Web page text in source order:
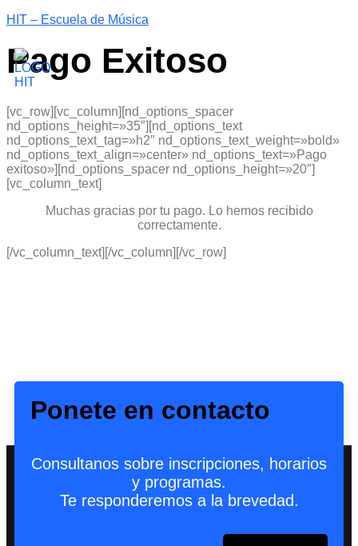
HIT – Escuela de Música
Pago Exitoso
[vc_row][vc_column][nd_options_spacer
nd_options_height=»35″][nd_options_text
nd_options_text_tag=»h2″ nd_options_text_weight=»bold»
nd_options_text_align=»center» nd_options_text=»Pago
exitoso»][nd_options_spacer nd_options_height=»20″]
[vc_column_text]
Muchas gracias por tu pago. Lo hemos recibido
correctamente.
[/vc_column_text][/vc_column][/vc_row]
Ponete en contacto
Consultanos sobre inscripciones, horarios
y programas.
Te responderemos a la brevedad.